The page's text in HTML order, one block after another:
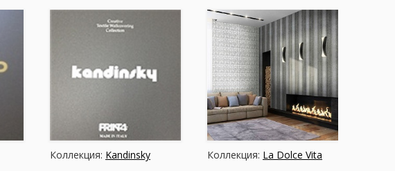
Коллекция: Kandinsky Коллекция: La Dolce Vita